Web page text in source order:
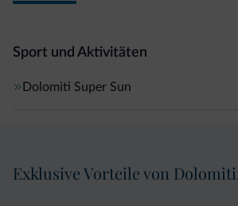
Sport und Aktivitäten
Dolomiti Super Sun
Exklusive Vorteile von